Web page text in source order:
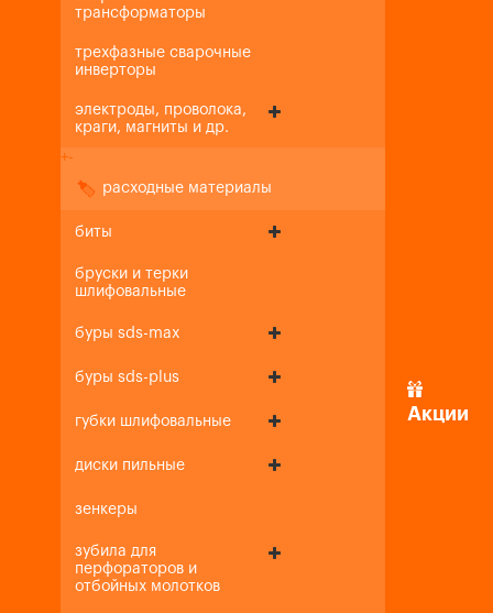
трансформаторы
трехфазные сварочные
инверторы
электроды, проволока,
краги, магниты и др.
+-
расходные материалы
биты
бруски и терки
шлифовальные
буры sds-max
буры sds-plus
губки шлифовальные
диски пильные
зенкеры
зубила для
перфораторов и
отбойных молотков
Акции